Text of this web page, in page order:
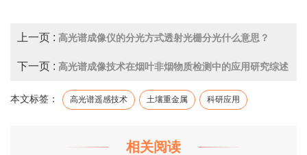
上一页 : 高光谱成像仪的分光方式透射光栅分光什么意思？
下一页 : 高光谱成像技术在烟叶非烟物质检测中的应用研究综述
本文标签： 高光谱遥感技术 土壤重金属 科研应用
相关阅读